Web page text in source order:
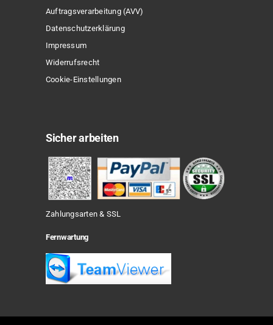
Auftragsverarbeitung (AVV)
Datenschutzerklärung
Impressum
Widerrufsrecht
Cookie-Einstellungen
Sicher arbeiten
Zahlungsarten & SSL
Fernwartung